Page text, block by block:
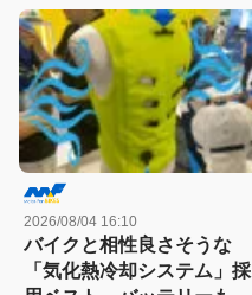
「NIOCAN（ニオキャ
ン）」を噴射！
2026/08/04 16:10
バイクと相性良さそうな
「気化熱冷却システム」採